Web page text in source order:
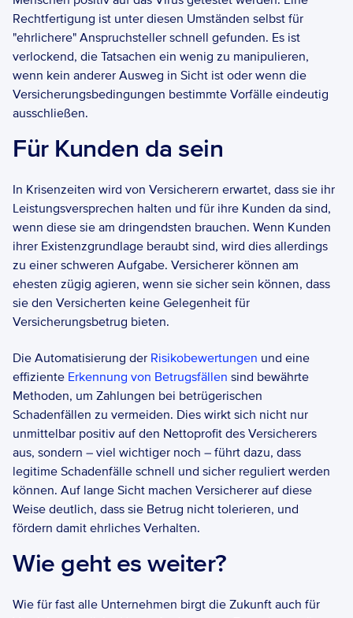
Rechtfertigung ist unter diesen Umständen selbst für
"ehrlichere" Anspruchsteller schnell gefunden. Es ist
verlockend, die Tatsachen ein wenig zu manipulieren,
wenn kein anderer Ausweg in Sicht ist oder wenn die
Versicherungsbedingungen bestimmte Vorfälle eindeutig
ausschließen.
Für Kunden da sein
In Krisenzeiten wird von Versicherern erwartet, dass sie ihr
Leistungsversprechen halten und für ihre Kunden da sind,
wenn diese sie am dringendsten brauchen. Wenn Kunden
ihrer Existenzgrundlage beraubt sind, wird dies allerdings
zu einer schweren Aufgabe. Versicherer können am
ehesten zügig agieren, wenn sie sicher sein können, dass
sie den Versicherten keine Gelegenheit für
Versicherungsbetrug bieten.
Die Automatisierung der Risikobewertungen und eine
effiziente Erkennung von Betrugsfällen sind bewährte
Methoden, um Zahlungen bei betrügerischen
Schadenfällen zu vermeiden. Dies wirkt sich nicht nur
unmittelbar positiv auf den Nettoprofit des Versicherers
aus, sondern – viel wichtiger noch – führt dazu, dass
legitime Schadenfälle schnell und sicher reguliert werden
können. Auf lange Sicht machen Versicherer auf diese
Weise deutlich, dass sie Betrug nicht tolerieren, und
fördern damit ehrliches Verhalten.
Wie geht es weiter?
Wie für fast alle Unternehmen birgt die Zukunft auch für